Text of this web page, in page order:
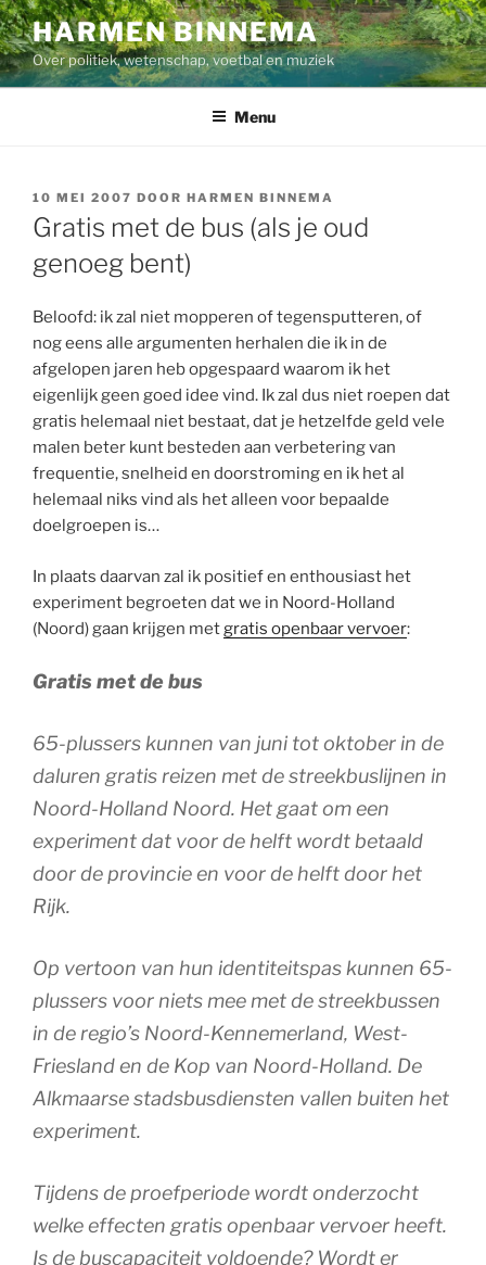
Ga
naar
de
inhoud
HARMEN BINNEMA
Over politiek, wetenschap, voetbal en muziek
Menu
GEPLAATST
OP
10 MEI 2007 DOOR HARMEN BINNEMA
Gratis met de bus (als je oud
genoeg bent)
Beloofd: ik zal niet mopperen of tegensputteren, of
nog eens alle argumenten herhalen die ik in de
afgelopen jaren heb opgespaard waarom ik het
eigenlijk geen goed idee vind. Ik zal dus niet roepen dat
gratis helemaal niet bestaat, dat je hetzelfde geld vele
malen beter kunt besteden aan verbetering van
frequentie, snelheid en doorstroming en ik het al
helemaal niks vind als het alleen voor bepaalde
doelgroepen is…
In plaats daarvan zal ik positief en enthousiast het
experiment begroeten dat we in Noord-Holland
(Noord) gaan krijgen metgratis openbaar vervoer:
Gratis met de bus
65-plussers kunnen van juni tot oktober in de
daluren gratis reizen met de streekbuslijnen in
Noord-Holland Noord. Het gaat om een
experiment dat voor de helft wordt betaald
door de provincie en voor de helft door het
Rijk.
Op vertoon van hun identiteitspas kunnen 65-
plussers voor niets mee met de streekbussen
in de regio’s Noord-Kennemerland, West-
Friesland en de Kop van Noord-Holland. De
Alkmaarse stadsbusdiensten vallen buiten het
experiment.
Tijdens de proefperiode wordt onderzocht
welke effecten gratis openbaar vervoer heeft.
Is de buscapaciteit voldoende? Wordt er